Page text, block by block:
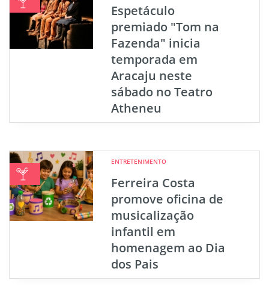
Espetáculo
premiado "Tom na
Fazenda" inicia
temporada em
Aracaju neste
sábado no Teatro
Atheneu
ENTRETENIMENTO
Ferreira Costa
promove oficina de
musicalização
infantil em
homenagem ao Dia
dos Pais